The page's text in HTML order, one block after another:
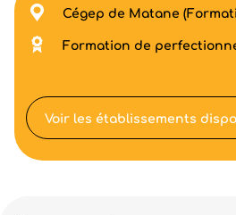
Cégep de Matane
Formation de
Voir les établissements